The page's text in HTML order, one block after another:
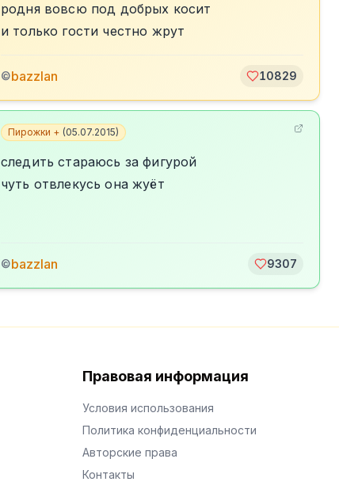
родня вовсю под добрых косит
и только гости честно жрут
©bazzlan 10829
Пирожки + (05.07.2015)
следить стараюсь за фигурой
чуть отвлекусь она жуёт
©bazzlan 9307
Правовая информация
Условия использования
Политика конфиденциальности
Авторские права
Контакты